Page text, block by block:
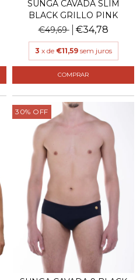
SUNGA CAVADA SLIM
BLACK GRILLO PINK
€49,69
€34,78
3 x de €11,59 sem juros
COMPRAR
30% OFF